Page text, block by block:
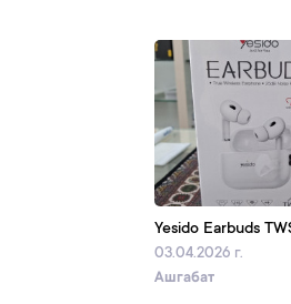
Yesido Earbuds
03.04.2026 г.
Ашгабат